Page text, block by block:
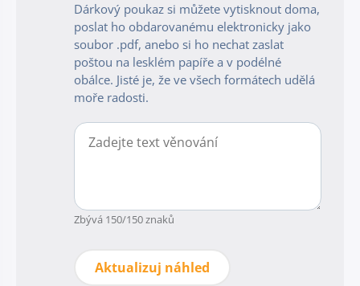
Dárkový poukaz si můžete vytisknout doma,
poslat ho obdarovanému elektronicky jako
soubor .pdf, anebo si ho nechat zaslat
poštou na lesklém papíře a v podélné
obálce. Jisté je, že ve všech formátech udělá
moře radosti.
Zbývá 150/150 znaků
Aktualizuj náhled